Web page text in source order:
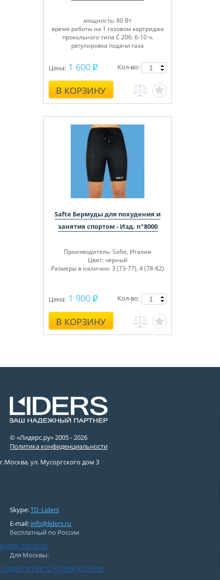
мощность: 80 Вт
время работы на 1 газовом картридже
прокольного типа C 206: 6-10 ч.
регулировка подачи газа
Цена: 1 600
В КОРЗИНУ
Кол-во:
Safte Бермуды для похудения и
занятия спортом - Изд. n°8000
Производитель: Safte, Италия
Цвет:чёрный
Размеры в наличии:3 (73-77), 4 (78-82)
Цена: 1 900
В КОРЗИНУ
Кол-во:
© «Лидерс.ру» 2005 -2026
Политика конфиденциальности
г.Москва, ул. Мусоргского дом 3
Skype:TD_Liders
E-mail: info@liders.ru
бесплатный по России
8 (800) 250 02 82
Для Москвы:
+7 (495) 781 68 72+7 (495) 921 55 95